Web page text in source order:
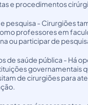
e procedimentos
e pesquisa - Cirurgiões
professores em
ou participar de
de saúde pública - Há
governamentais
de cirurgiões para